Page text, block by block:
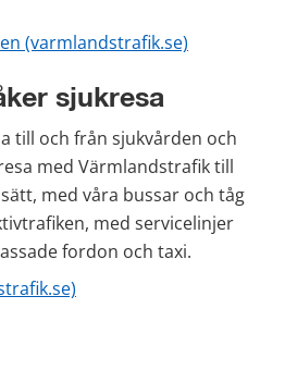
(varmlandstrafik.se)
sjukresa
till och från sjukvården och
med Värmlandstrafik till
med våra bussar och tåg
med servicelinjer
fordon och taxi.